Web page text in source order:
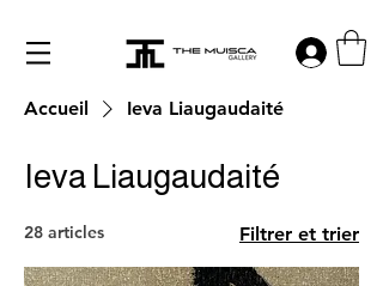
Log in
Accueil Ieva Liaugaudaité
Ieva Liaugaudaité
28 articles Filtrer et trier